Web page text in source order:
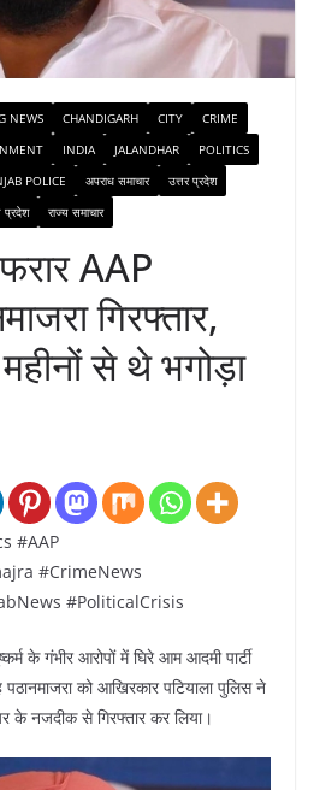
NEWS CHANDIGARH CITY
CRIME
INDIA JALANDHAR
POLITICS
POLICE अपराध समाचार
उत्तर प्रदेश
प्रदेश राज्य समाचार
AAP
गिरफ्तार,
से थे भगोड़ा
#AAP
#CrimeNews
#PoliticalCrisis
के गंभीर आरोपों में घिरे आम आदमी पार्टी
को आखिरकार पटियाला पुलिस ने
के नजदीक से गिरफ्तार कर लिया।